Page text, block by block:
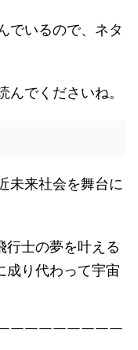
でいるので、ネタ
んでくださいね。
未来社会を舞台に
行士の夢を叶える
成り代わって宇宙
￣￣￣￣￣￣￣￣